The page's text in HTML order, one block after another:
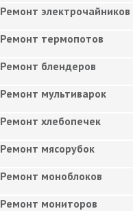
Ремонт электрочайников
Ремонт термопотов
Ремонт блендеров
Ремонт мультиварок
Ремонт хлебопечек
Ремонт мясорубок
Ремонт моноблоков
Ремонт мониторов